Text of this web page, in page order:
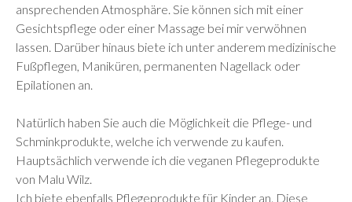
ansprechenden Atmosphäre. Sie können sich mit einer
Gesichtspflege oder einer Massage bei mir verwöhnen
lassen. Darüber hinaus biete ich unter anderem medizinische
Fußpflegen, Maniküren, permanenten Nagellack oder
Epilationen an.
Natürlich haben Sie auch die Möglichkeit die Pflege- und
Schminkprodukte, welche ich verwende zu kaufen.
Hauptsächlich verwende ich die veganen Pflegeprodukte
von Malu Wilz.
Ich biete ebenfalls Pflegeprodukte für Kinder an. Diese